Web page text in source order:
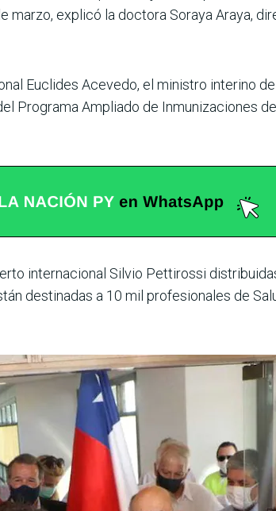
explicó la doctora Soraya Araya,
Euclides Acevedo, el ministro interino de
Programa Ampliado de Inmunizaciones
internacional Silvio Pettirossi
destinadas a 10 mil profesionales de